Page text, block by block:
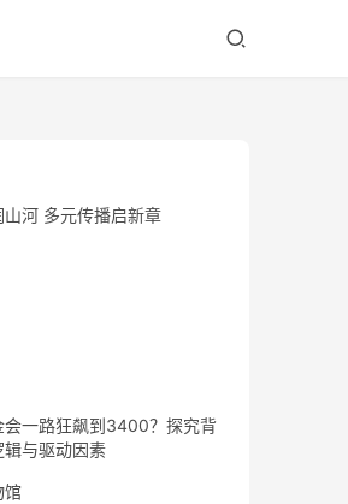
山河 多元传播启新章
会一路狂飙到3400？探究背
辑与驱动因素
馆